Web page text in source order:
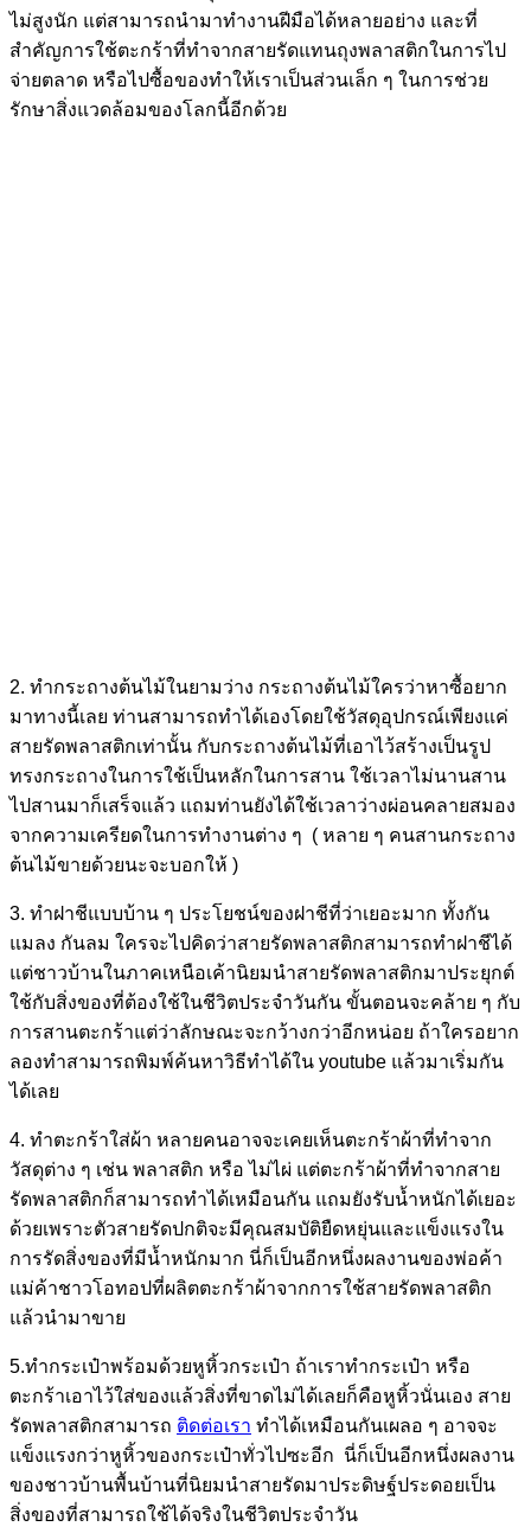
ไม่สูงนัก แต่สามารถนำมาทำงานฝีมือได้หลายอย่าง และที่
สำคัญการใช้ตะกร้าที่ทำจากสายรัดแทนถุงพลาสติกในการไป
จ่ายตลาด หรือไปซื้อของทำให้เราเป็นส่วนเล็ก ๆ ในการช่วย
รักษาสิ่งแวดล้อมของโลกนี้อีกด้วย
2. ทำกระถางต้นไม้ในยามว่าง กระถางต้นไม้ใครว่าหาซื้อยาก
มาทางนี้เลย ท่านสามารถทำได้เองโดยใช้วัสดุอุปกรณ์เพียงแค่
สายรัดพลาสติกเท่านั้น กับกระถางต้นไม้ที่เอาไว้สร้างเป็นรูป
ทรงกระถางในการใช้เป็นหลักในการสาน ใช้เวลาไม่นานสาน
ไปสานมาก็เสร็จแล้ว แถมท่านยังได้ใช้เวลาว่างผ่อนคลายสมอง
จากความเครียดในการทำงานต่าง ๆ ( หลาย ๆ คนสานกระถาง
ต้นไม้ขายด้วยนะจะบอกให้ )
3. ทำฝาชีแบบบ้าน ๆ ประโยชน์ของฝาชีที่ว่าเยอะมาก ทั้งกัน
แมลง กันลม ใครจะไปคิดว่าสายรัดพลาสติกสามารถทำฝาชีได้
แต่ชาวบ้านในภาคเหนือเค้านิยมนำสายรัดพลาสติกมาประยุกต์
ใช้กับสิ่งของที่ต้องใช้ในชีวิตประจำวันกัน ขั้นตอนจะคล้าย ๆ กับ
การสานตะกร้าแต่ว่าลักษณะจะกว้างกว่าอีกหน่อย ถ้าใครอยาก
ลองทำสามารถพิมพ์ค้นหาวิธีทำได้ใน youtube แล้วมาเริ่มกัน
ได้เลย
4. ทำตะกร้าใส่ผ้า หลายคนอาจจะเคยเห็นตะกร้าผ้าที่ทำจาก
วัสดุต่าง ๆ เช่น พลาสติก หรือ ไม่ไผ่ แต่ตะกร้าผ้าที่ทำจากสาย
รัดพลาสติกก็สามารถทำได้เหมือนกัน แถมยังรับน้ำหนักได้เยอะ
ด้วยเพราะตัวสายรัดปกติจะมีคุณสมบัติยืดหยุ่นและแข็งแรงใน
การรัดสิ่งของที่มีน้ำหนักมาก นี่ก็เป็นอีกหนึ่งผลงานของพ่อค้า
แม่ค้าชาวโอทอปที่ผลิตตะกร้าผ้าจากการใช้สายรัดพลาสติก
แล้วนำมาขาย
5.ทำกระเป๋าพร้อมด้วยหูหิ้วกระเป๋า ถ้าเราทำกระเป๋า หรือ
ตะกร้าเอาไว้ใส่ของแล้วสิ่งที่ขาดไม่ได้เลยก็คือหูหิ้วนั่นเอง สาย
รัดพลาสติกสามารถ ติดต่อเรา ทำได้เหมือนกันเผลอ ๆ อาจจะ
แข็งแรงกว่าหูหิ้วของกระเป๋าทั่วไปซะอีก นี่ก็เป็นอีกหนึ่งผลงาน
ของชาวบ้านพื้นบ้านที่นิยมนำสายรัดมาประดิษฐ์ประดอยเป็น
สิ่งของที่สามารถใช้ได้จริงในชีวิตประจำวัน